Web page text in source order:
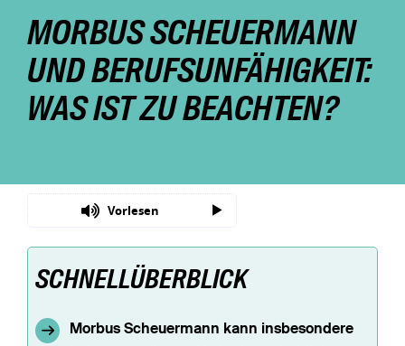
Nachhaltigkeit
Magazin
MORBUS SCHEUERMANN
UND BERUFSUNFÄHIGKEIT:
WAS IST ZU BEACHTEN?
Vorlesen
SCHNELLÜBERBLICK
Morbus Scheuermann kann insbesondere